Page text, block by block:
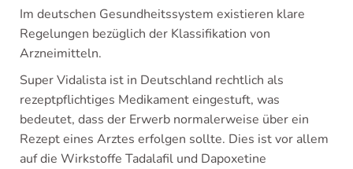
Im deutschen Gesundheitssystem existieren klare
Regelungen bezüglich der Klassifikation von
Arzneimitteln.
Super Vidalista ist in Deutschland rechtlich als
rezeptpflichtiges Medikament eingestuft, was
bedeutet, dass der Erwerb normalerweise über ein
Rezept eines Arztes erfolgen sollte. Dies ist vor allem
auf die Wirkstoffe Tadalafil und Dapoxetine